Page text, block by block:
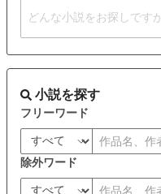
小説を探す
フリーワード
除外ワード